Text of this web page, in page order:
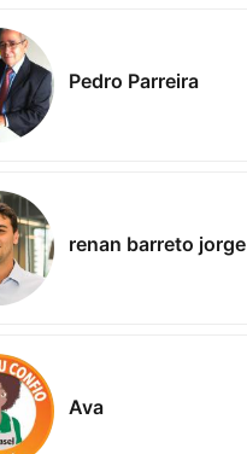
Pedro Parreira
renan barreto jorge
Ava